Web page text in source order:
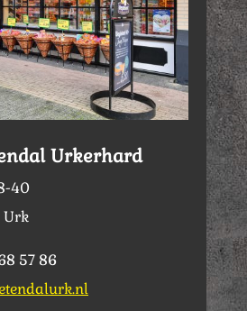
Urkerhard
40
Urk
57 86